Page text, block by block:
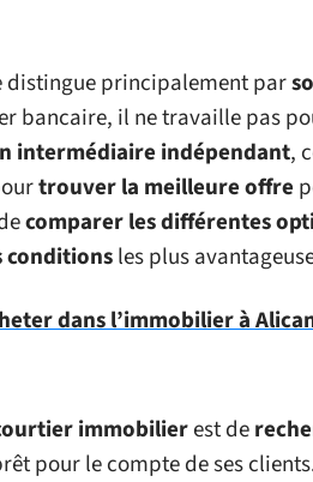
distingue principalement par
bancaire, il ne travaille pas
intermédiaire indépendant,
trouver la meilleure offre
comparer les différentes
conditionsles plus
dans l’immobilier à
immobilierest de
pour le compte de ses clients.